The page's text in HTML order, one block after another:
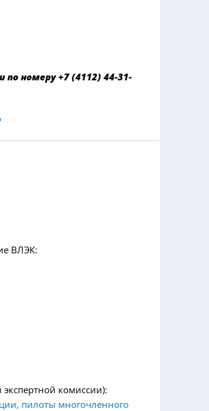
номеру +7 (4112) 44-31-
ВЛЭК:
комиссии):
пилоты многочленного